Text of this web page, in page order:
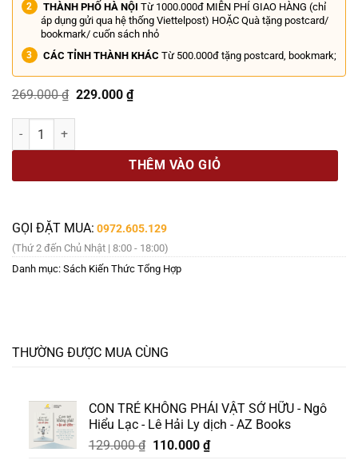
THÀNH PHỐ HÀ NỘI Từ 1000.000đ MIỄN PHÍ GIAO HÀNG (chỉ
áp dụng gửi qua hệ thống Viettelpost) HOẶC Quà tặng postcard/
bookmark/ cuốn sách nhỏ
CÁC TỈNH THÀNH KHÁC Từ 500.000đ tặng postcard, bookmark;
269.000₫ Giá
là:
229.000 ₫Giá
[SÁCH QUỐC GIA] VĂN HÓA TÍNH DỤC Ở VIỆT NAM - Phạm Văn
THÊM VÀO GIỎ
GỌI ĐẶT MUA: 0972.605.129
(Thứ 2 đến Chủ Nhật | 8:00 - 18:00)
Danh mục: Sách Kiến Thức Tổng Hợp
THƯỜNG ĐƯỢC MUA CÙNG
CON TRẺ KHÔNG PHẢI VẬT SỞ HỮU - Ngô
Hiểu Lạc - Lê Hải Ly dịch - AZ Books
129.000₫ Giá
110.000 ₫Giá